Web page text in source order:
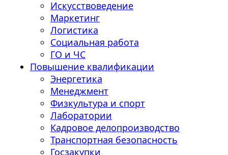
Искусствоведение
Маркетинг
Логистика
Социальная работа
ГО и ЧС
Повышение квалификации
Энергетика
Менеджмент
Физкультура и спорт
Лаборатории
Кадровое делопроизводство
Транспортная безопасность
Госзакупки